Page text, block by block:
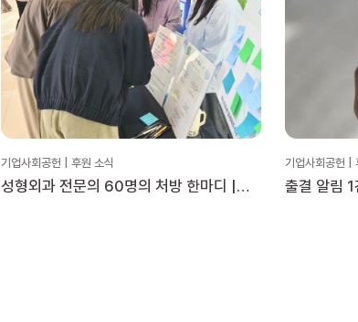
기업사회공헌 | 후원 소식
성형외과 전문의 60명의 처방 한마디 |
기업사회공헌 |
출결 알림